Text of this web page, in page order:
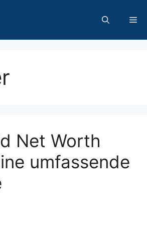
Net Worth
umfassende